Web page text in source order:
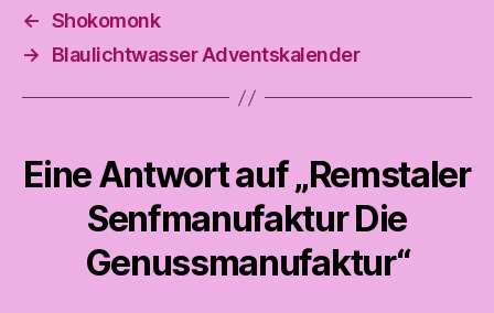
← Shokomonk
→
Blaulichtwasser Adventskalender
Eine Antwort auf „Remstaler
Senfmanufaktur Die
Genussmanufaktur“